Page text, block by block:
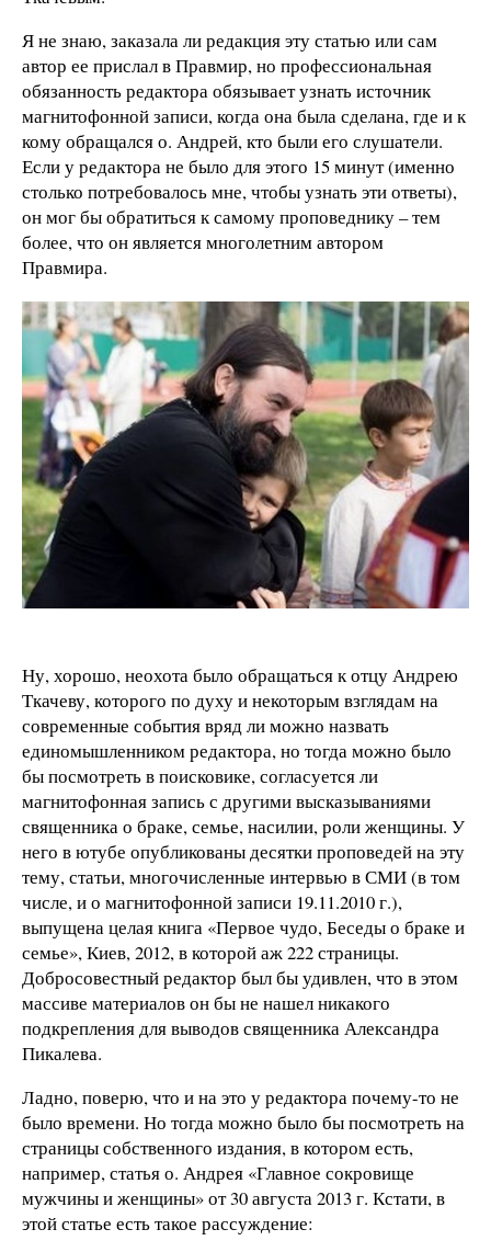
Я не знаю, заказала ли редакция эту статью или сам
автор ее прислал в Правмир, но профессиональная
обязанность редактора обязывает узнать источник
магнитофонной записи, когда она была сделана, где и к
кому обращался о. Андрей, кто были его слушатели.
Если у редактора не было для этого 15 минут (именно
столько потребовалось мне, чтобы узнать эти ответы),
он мог бы обратиться к самому проповеднику – тем
более, что он является многолетним автором
Правмира.
Ну, хорошо, неохота было обращаться к отцу Андрею
Ткачеву, которого по духу и некоторым взглядам на
современные события вряд ли можно назвать
единомышленником редактора, но тогда можно было
бы посмотреть в поисковике, согласуется ли
магнитофонная запись с другими высказываниями
священника о браке, семье, насилии, роли женщины. У
него в ютубе опубликованы десятки проповедей на эту
тему, статьи, многочисленные интервью в СМИ (в том
числе, и о магнитофонной записи 19.11.2010 г.),
выпущена целая книга «Первое чудо, Беседы о браке и
семье», Киев, 2012, в которой аж 222 страницы.
Добросовестный редактор был бы удивлен, что в этом
массиве материалов он бы не нашел никакого
подкрепления для выводов священника Александра
Пикалева.
Ладно, поверю, что и на это у редактора почему-то не
было времени. Но тогда можно было бы посмотреть на
страницы собственного издания, в котором есть,
например, статья о. Андрея «Главное сокровище
мужчины и женщины» от 30 августа 2013 г. Кстати, в
этой статье есть такое рассуждение: